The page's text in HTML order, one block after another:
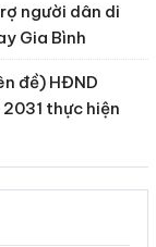
người dân di
Gia Bình
đề) HĐND
thực hiện